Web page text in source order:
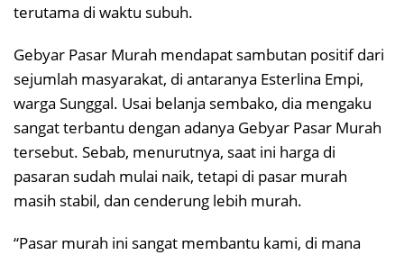
terutama di waktu subuh.
Gebyar Pasar Murah mendapat sambutan positif dari
sejumlah masyarakat, di antaranya Esterlina Empi,
warga Sunggal. Usai belanja sembako, dia mengaku
sangat terbantu dengan adanya Gebyar Pasar Murah
tersebut. Sebab, menurutnya, saat ini harga di
pasaran sudah mulai naik, tetapi di pasar murah
masih stabil, dan cenderung lebih murah.
“Pasar murah ini sangat membantu kami, di mana